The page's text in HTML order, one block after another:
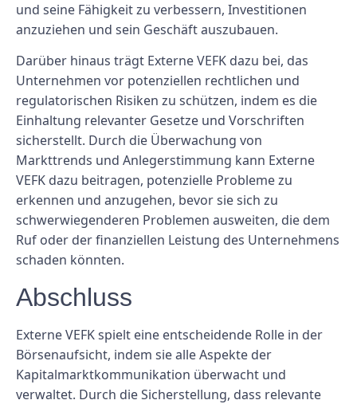
und seine Fähigkeit zu verbessern, Investitionen
anzuziehen und sein Geschäft auszubauen.
Darüber hinaus trägt Externe VEFK dazu bei, das
Unternehmen vor potenziellen rechtlichen und
regulatorischen Risiken zu schützen, indem es die
Einhaltung relevanter Gesetze und Vorschriften
sicherstellt. Durch die Überwachung von
Markttrends und Anlegerstimmung kann Externe
VEFK dazu beitragen, potenzielle Probleme zu
erkennen und anzugehen, bevor sie sich zu
schwerwiegenderen Problemen ausweiten, die dem
Ruf oder der finanziellen Leistung des Unternehmens
schaden könnten.
Abschluss
Externe VEFK spielt eine entscheidende Rolle in der
Börsenaufsicht, indem sie alle Aspekte der
Kapitalmarktkommunikation überwacht und
verwaltet. Durch die Sicherstellung, dass relevante